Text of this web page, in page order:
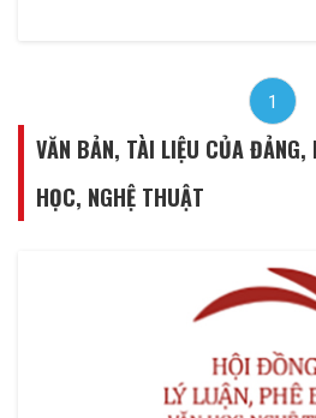
1
VĂN BẢN, TÀI LIỆU CỦA ĐẢNG,
HỌC, NGHỆ THUẬT